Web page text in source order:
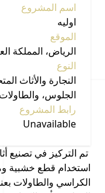
تم التركيز في تصنيع
استخدام قطع خشبية
الكراسي والطاولات
اسم المشروع
اوليه
الموقع
الرياض، المملكة
النوع
النجارة والأثاث
الجلوس،
رابط المشروع
Unavailable